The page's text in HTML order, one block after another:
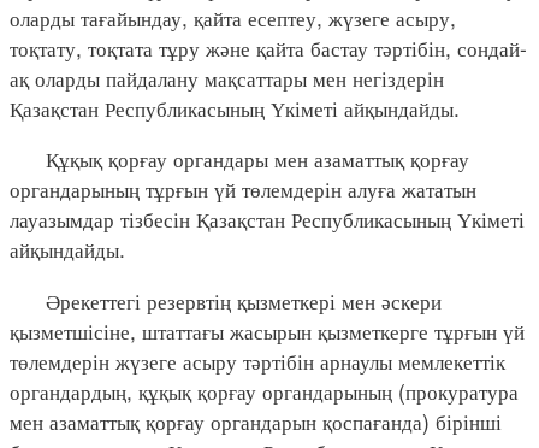
оларды тағайындау, қайта есептеу, жүзеге асыру,
тоқтату, тоқтата тұру және қайта бастау тәртібін, сондай-
ақ оларды пайдалану мақсаттары мен негіздерін
Қазақстан Республикасының Үкіметі айқындайды.
Құқық қорғау органдары мен азаматтық қорғау
органдарының тұрғын үй төлемдерін алуға жататын
лауазымдар тізбесін Қазақстан Республикасының Үкіметі
айқындайды.
Әрекеттегі резервтің қызметкері мен әскери
қызметшісіне, штаттағы жасырын қызметкерге тұрғын үй
төлемдерін жүзеге асыру тәртібін арнаулы мемлекеттік
органдардың, құқық қорғау органдарының (прокуратура
мен азаматтық қорғау органдарын қоспағанда) бірінші